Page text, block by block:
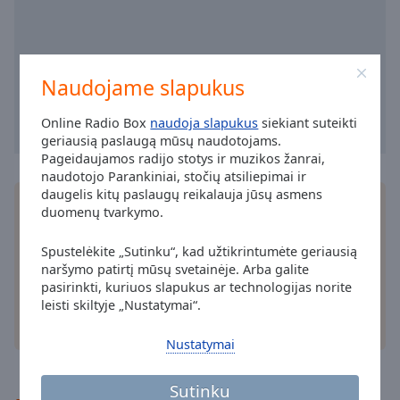
Naudojame slapukus
Online Radio Box naudoja slapukus siekiant suteikti
geriausią paslaugą mūsų naudotojams.
Pageidaujamos radijo stotys ir muzikos žanrai,
naudotojo Parankiniai, stočių atsiliepimai ir
daugelis kitų paslaugų reikalauja jūsų asmens
duomenų tvarkymo.
Spustelėkite „Sutinku“, kad užtikrintumėte geriausią
naršymo patirtį mūsų svetainėje. Arba galite
pasirinkti, kuriuos slapukus ar technologijas norite
leisti skiltyje „Nustatymai“.
Sutinku
Nustatymai
close
window.
Opacity
Background
Įdiekite nemokamą Online Radio Boxprogramėlė
savo išmanųjį telefoną ir klausykitės mėgstamų
radijo stočių internetu – kad ir kur būtumėte!